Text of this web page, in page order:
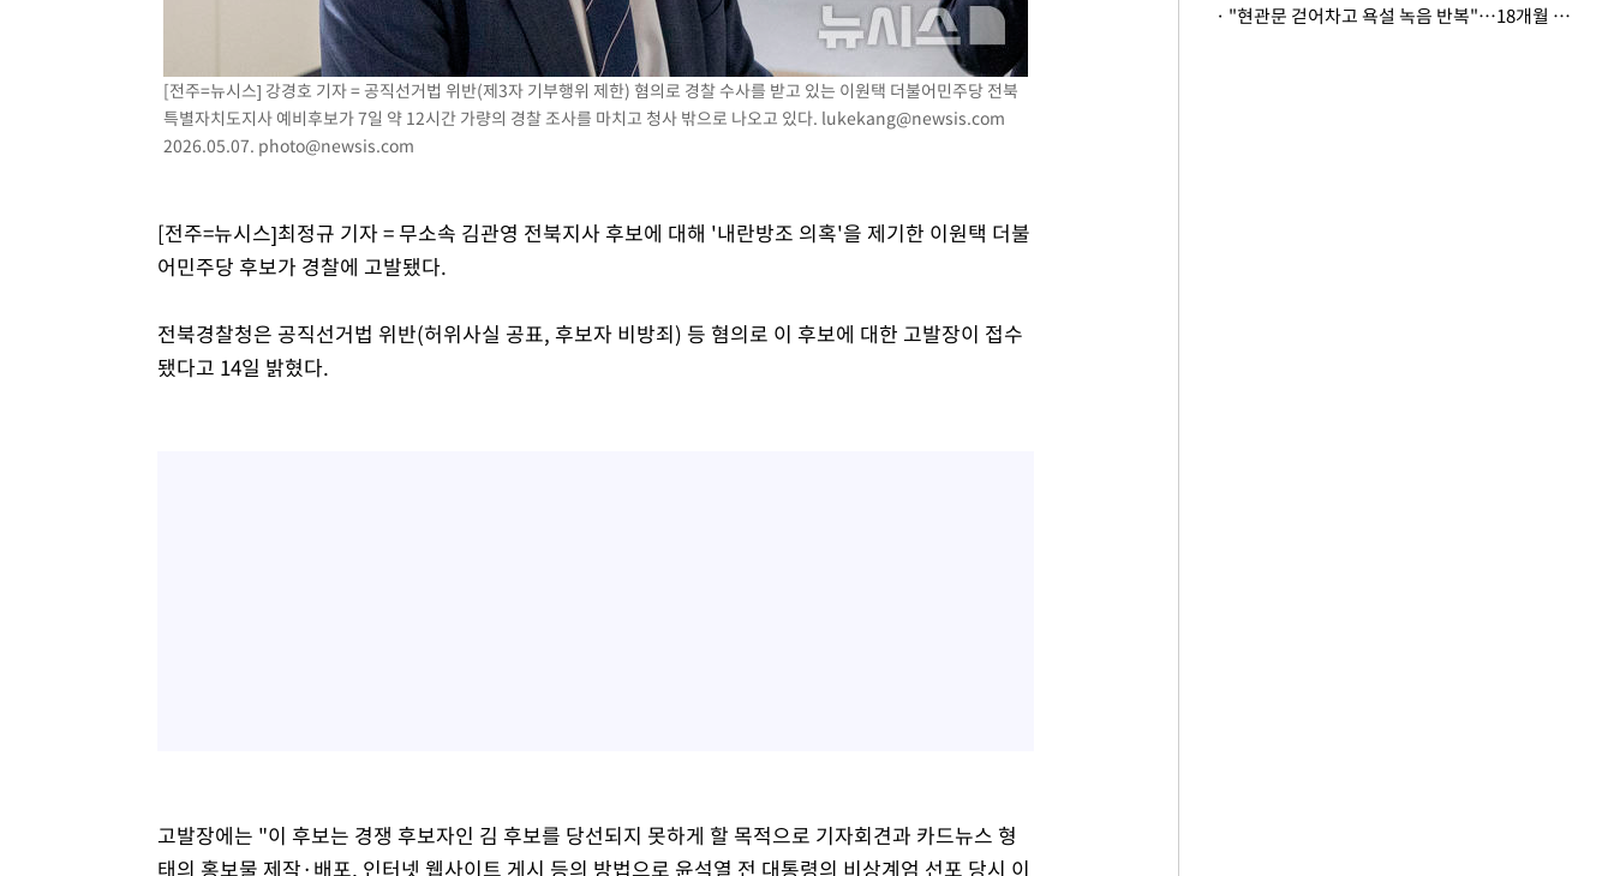
[속보]합수본, '투표율 허위 입력' 중앙·서울·경기도 선관위 등 9곳
[속보]원·달러 환율, 오전 9시 1423.8원
[속보]삼성전자·SK하이닉스 동반 강보합…1%대 상승 출발
[속보]코스닥, 5.95포인트(0.74%) 상승한 807.62개장
[속보]코스피, 6300선 재탈환…1.09% 오른 6365.07 개장
입추에도 극한더위…서울 낮 39도 '폭염중대경보'
이란, 호르무즈서 "적국 목표물들"과 대치로 남부 케슘섬에서 두차
[전주=뉴시스] 강경호 기자 = 공직선거법 위반(제3자 기부행위 제한) 혐의로 경찰 수사를 받고 있는 이원택 더불어민주당 전북
특별자치도지사 예비후보가 7일 약 12시간 가량의 경찰 조사를 마치고 청사 밖으로 나오고 있다. lukekang@newsis.com
2026.05.07. photo@newsis.com
[전주=뉴시스]최정규 기자 = 무소속 김관영 전북지사 후보에 대해 '내란방조 의혹'을 제기한 이원택 더불
어민주당 후보가 경찰에 고발됐다.
전북경찰청은 공직선거법 위반(허위사실 공표, 후보자 비방죄) 등 혐의로 이 후보에 대한 고발장이 접수
됐다고 14일 밝혔다.
고발장에는 "이 후보는 경쟁 후보자인 김 후보를 당선되지 못하게 할 목적으로 기자회견과 카드뉴스 형
태의 홍보물 제작·배포, 인터넷 웹사이트 게시 등의 방법으로 윤석열 전 대통령의 비상계엄 선포 당시 이
· "현관문 걷어차고 욕설 녹음 반복"…18개월 아기 키우는 집 뒤흔든 '앞집의 비극'